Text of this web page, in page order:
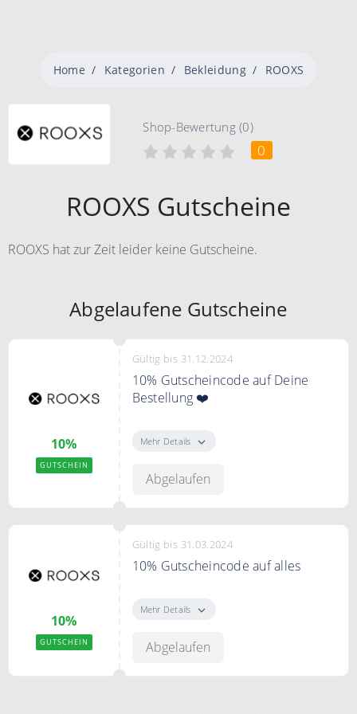
Home Kategorien Bekleidung ROOXS
Shop-Bewertung (0)
0
ROOXS Gutscheine
ROOXS hat zur Zeit leider keine Gutscheine.
Abgelaufene Gutscheine
10%
GUTSCHEIN
Gültig bis 31.12.2024
10% Gutscheincode auf Deine
Bestellung ❤️
Bestellung
Mehr Details
Abgelaufen
10%
GUTSCHEIN
Gültig bis 31.03.2024
10% Gutscheincode auf alles
Rooxs
Mehr Details
Abgelaufen